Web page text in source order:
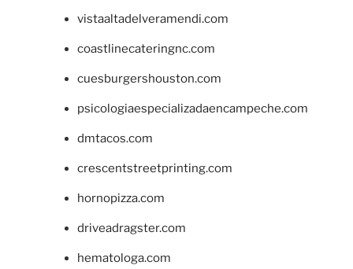
vistaaltadelveramendi.com
coastlinecateringnc.com
cuesburgershouston.com
psicologiaespecializadaencampeche.com
dmtacos.com
crescentstreetprinting.com
hornopizza.com
driveadragster.com
hematologa.com